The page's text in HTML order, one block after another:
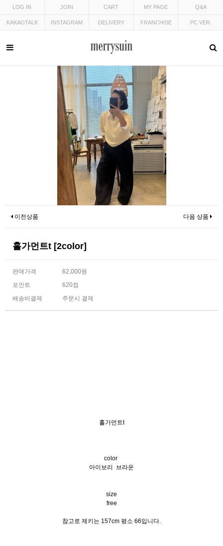
LOG IN JOIN CART MY PAGE Q&A
KAKAOTALK INSTAGRAM DELIVERY FRANCHISE PC VER.
이전상품 다음 상품
홀가먼트t [2color]
판매가격
62,000원
포인트
620점
배송비결제
주문시 결제
홀가먼트t
color
아이보리 브라운
size
free
참고로 제키는 157cm 평소 66입니다.